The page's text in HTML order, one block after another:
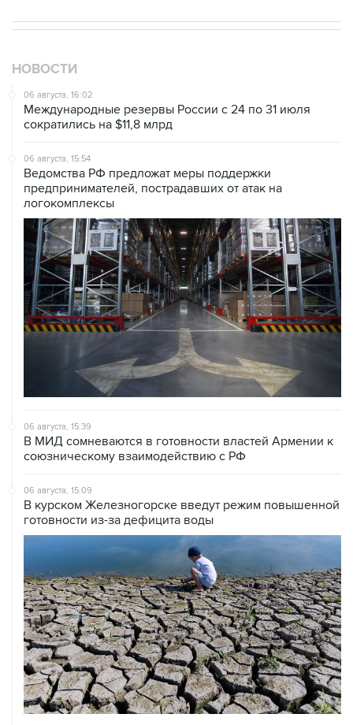
НОВОСТИ
06 августа, 16:02
Международные резервы России с 24 по 31 июля
сократились на $11,8 млрд
06 августа, 15:54
Ведомства РФ предложат меры поддержки
предпринимателей, пострадавших от атак на
логокомплексы
06 августа, 15:39
В МИД сомневаются в готовности властей Армении к
союзническому взаимодействию с РФ
06 августа, 15:09
В курском Железногорске введут режим повышенной
готовности из-за дефицита воды